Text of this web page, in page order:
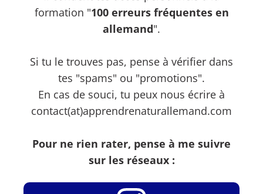
formation "100 erreurs fréquentes en
allemand".
Si tu le trouves pas, pense à vérifier dans
tes "spams" ou "promotions".
En cas de souci, tu peux nous écrire à
contact(at)apprendrenaturallemand.com
Pour ne rien rater, pense à me suivre
sur les réseaux :